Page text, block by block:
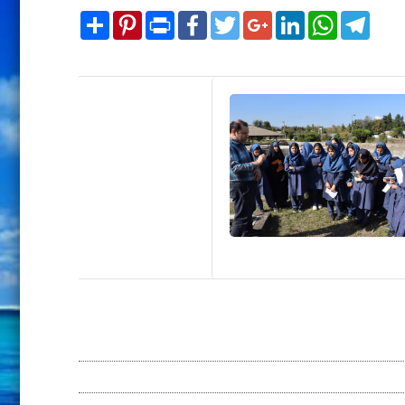
SharePinterest Print
FacebookTwitterGoogle+LinkedInWhatsAppTelegram